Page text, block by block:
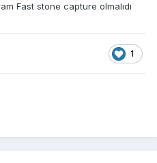
Fast stone capture olmalıdı
1